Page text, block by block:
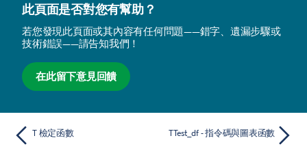
此頁面是否對您有幫助？
若您發現此頁面或其內容有任何問題——錯字、遺漏步驟或
技術錯誤——請告知我們！
在此留下意見回饋
T 檢定函數 TTest_df - 指令碼與圖表函數